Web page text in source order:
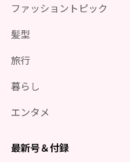
ファッショントピック
髪型
旅行
暮らし
エンタメ
最新号＆付録